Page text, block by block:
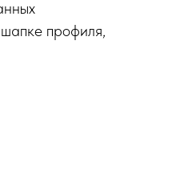
профиля,